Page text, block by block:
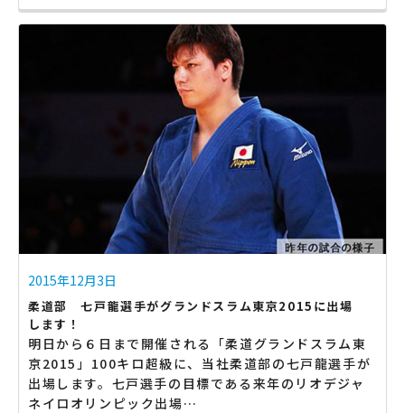
2015年12月3日
柔道部 七戸龍選手がグランドスラム東京2015に出場
します！
明日から６日まで開催される「柔道グランドスラム東
京2015」100キロ超級に、当社柔道部の七戸龍選手が
出場します。七戸選手の目標である来年のリオデジャ
ネイロオリンピック出場…